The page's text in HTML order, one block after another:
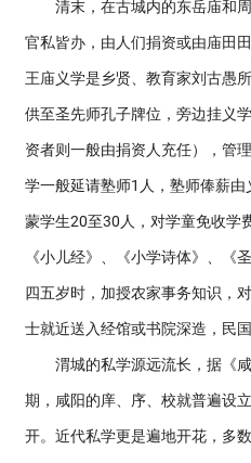
清末，在古城内的东岳庙和周
官私皆办，由人们捐资或由庙田
王庙义学是乡贤、教育家刘古愚
供至圣先师孔子牌位，旁边挂义
资者则一般由捐资人充任），管
学一般延请塾师1人，塾师俸薪
蒙学生20至30人，对学童免收学
《小儿经》、《小学诗体》、《
四五岁时，加授农家事务知识，
士就近送入经馆或书院深造，民
渭城的私学源远流长，据《咸
期，咸阳的庠、序、校就普遍设
开。近代私学更是遍地开花，多